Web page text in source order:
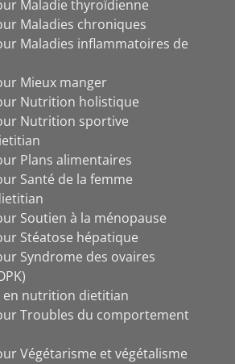
Maladie thyroïdienne
Maladies chroniques
Maladies inflammatoires de
Mieux manger
Nutrition holistique
Nutrition sportive
Plans alimentaires
Santé de la femme
Soutien à la ménopause
Stéatose hépatique
Syndrome des ovaires
en nutrition dietitian
Troubles du comportement
Végétarisme et végétalisme